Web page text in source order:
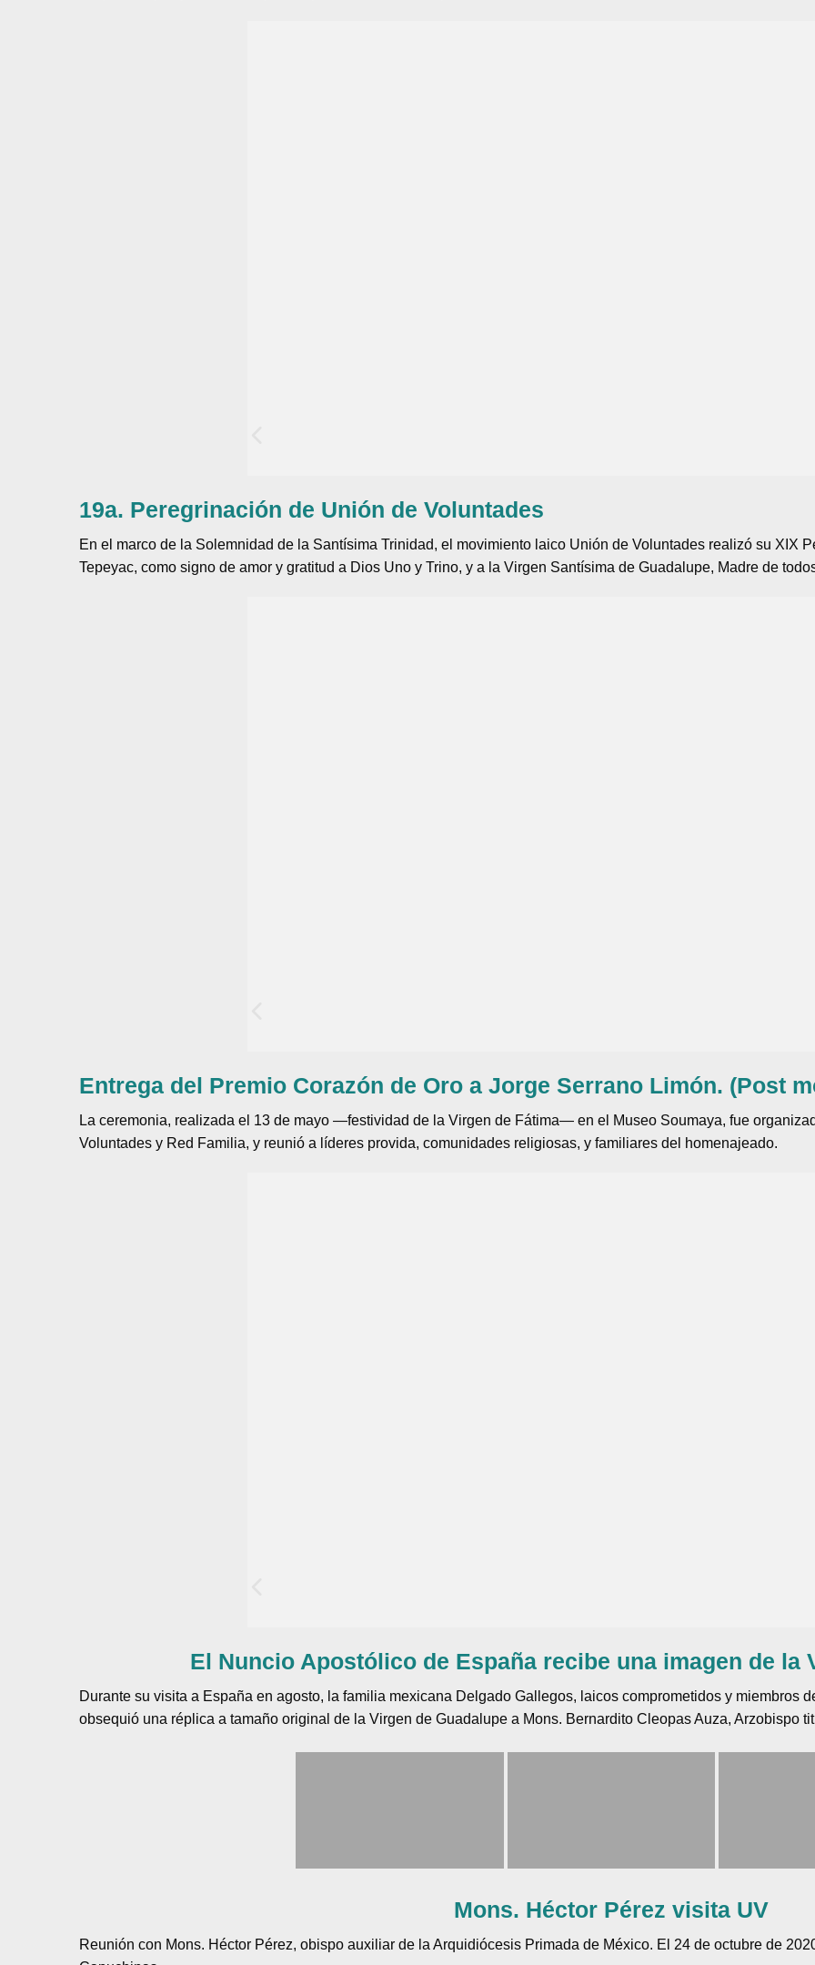
19a. Peregrinación de Unión de Voluntades
En el marco de la Solemnidad de la Santísima Trinidad, el movimiento laico Unión de Voluntades realizó su XIX
Tepeyac, como signo de amor y gratitud a Dios Uno y Trino, y a la Virgen Santísima de Guadalupe, Madre de
Entrega del Premio Corazón de Oro a Jorge Serrano Limón. (Post
La ceremonia, realizada el 13 de mayo —festividad de la Virgen de Fátima— en el Museo Soumaya, fue
Voluntades y Red Familia, y reunió a líderes provida, comunidades religiosas, y familiares del homenajeado.
El Nuncio Apostólico de España recibe una imagen de la
Durante su visita a España en agosto, la familia mexicana Delgado Gallegos, laicos comprometidos y miembros
obsequió una réplica a tamaño original de la Virgen de Guadalupe a Mons. Bernardito Cleopas Auza, Arzobispo
Mons. Héctor Pérez visita UV
Reunión con Mons. Héctor Pérez, obispo auxiliar de la Arquidiócesis Primada de México. El 24 de octubre de